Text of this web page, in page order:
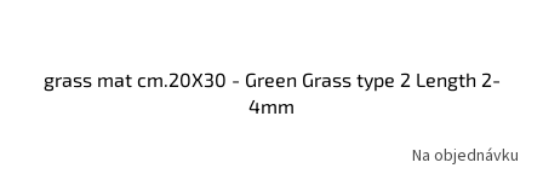
grass mat cm.20X30 - Green Grass type 2 Length 2-
4mm
Na objednávku